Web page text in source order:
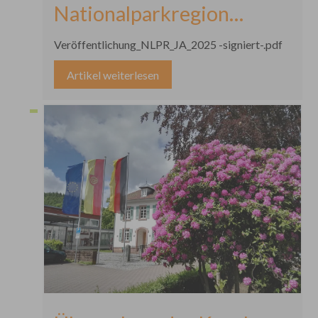
Nationalparkregion
Schwarzwald
Veröffentlichung_NLPR_JA_2025 -signiert-.pdf
Artikel weiterlesen